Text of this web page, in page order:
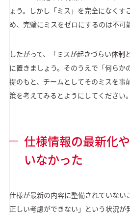
ょう。しかし「ミス」を完全になくす
め、完璧にミスをゼロにするのは不可
したがって、「ミスが起きづらい体制
に置きましょう。そのうえで「何らか
提のもと、チームとしてそのミスを事
策を考えてみるとようにしてください。
仕様情報の最新化
いなかった
仕様が最新の内容に整備されていない
正しい考慮ができない」という状況が